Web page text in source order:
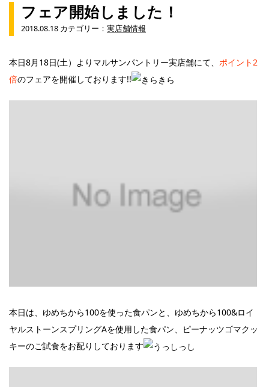
フェア開始しました！
2018.08.18 カテゴリー： 実店舗情報
本日8月18日(土）よりマルサンパントリー実店舗にて、 ポイント2
倍のフェアを開催しております!!
本日は、ゆめちから100を使った食パンと、ゆめちから100&ロイ
ヤルストーンスプリングAを使用した食パン、ピーナッツゴマクッ
キーのご試食をお配りしております